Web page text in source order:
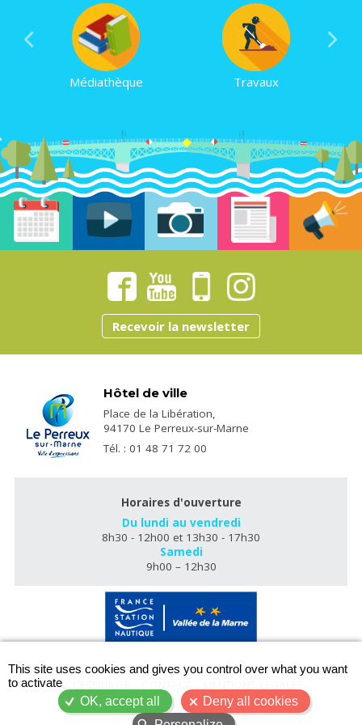
Médiathèque Travaux
Piscine
Menus de cantine et
Recevoir la newsletter
Hôtel de ville
Place de la Libération,
94170 Le Perreux-sur-Marne
Tél. : 01 48 71 72 00
Horaires d'ouverture
Du lundi au vendredi
8h30 - 12h00 et 13h30 - 17h30
Samedi
9h00 – 12h30
ACCESSIBILITÉ
PLAN DU SITE
This site uses cookies and gives you control over what you want
to activate
OK, accept all
Deny all cookies